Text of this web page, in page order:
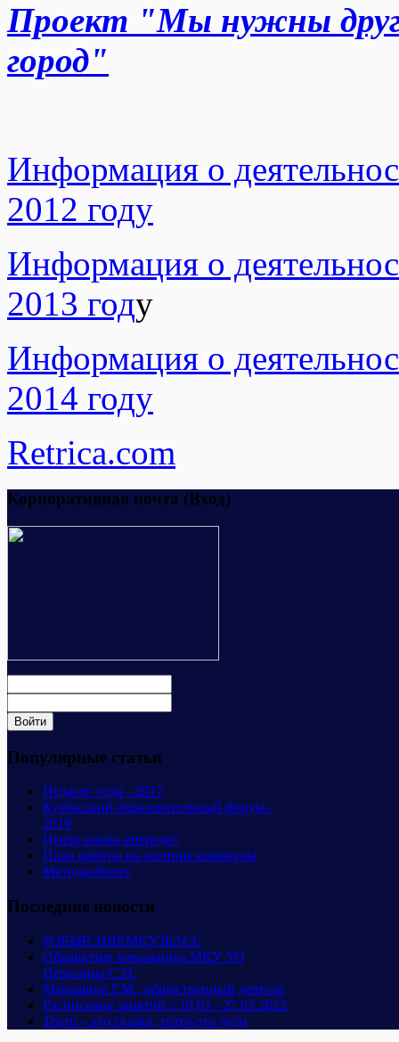
Проект "Мы нужны
город"
Информация о
2012 году
Информация о
2013 году
Информация о
2014 году
Retrica.com
Корпоративная почта (Вход)
Популярные статьи
Педагог года - 2017
Кузбасский образовательный форум -
2019
Центр вновь впереди!
План работы на осенние каникулы
Методкабинет
Последние новости
#ОБЪЯСНЯЕМКУЗБАСС
Обращение начальника МКУ УО
Ненилина С.Н.
Макашина Г.М., общественный деятель
Расписание занятий с 19.03 - 27.03.2022
Театр – это сказка, театр-это чудо